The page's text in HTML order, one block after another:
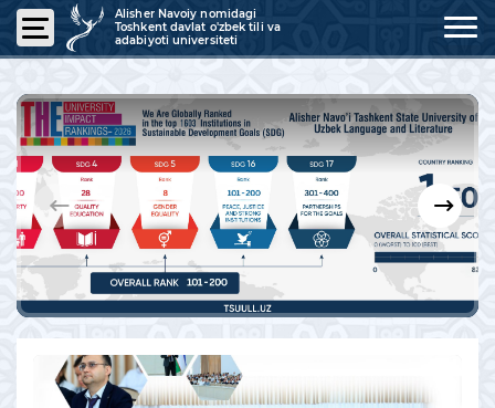
Alisher Navoiy nomidagi
Toshkent davlat o'zbek tili va
adabiyoti universiteti